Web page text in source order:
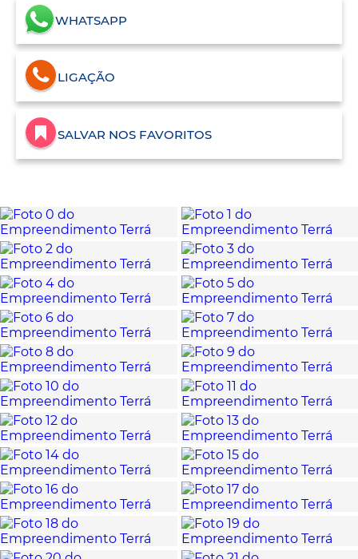
WHATSAPP
LIGAÇÃO
SALVAR NOS FAVORITOS